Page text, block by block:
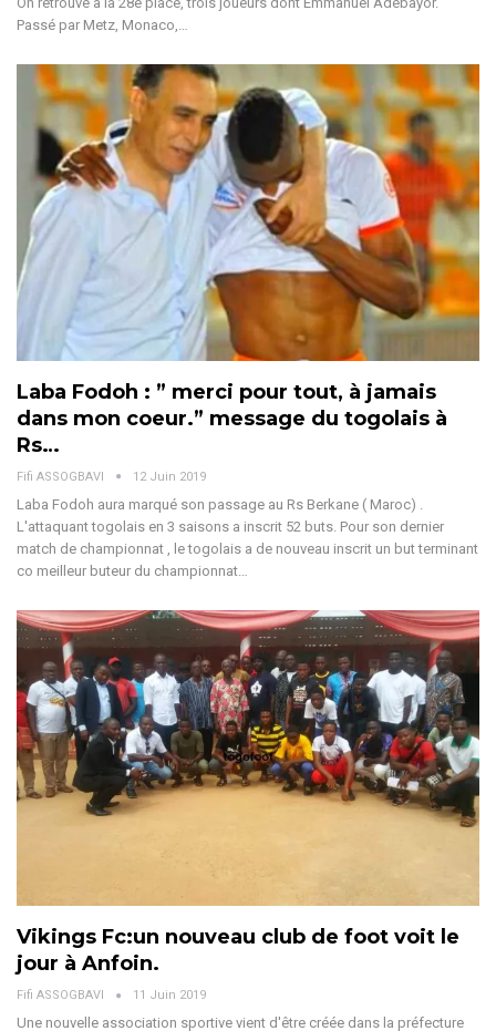
Passé par Metz, Monaco,…
Laba Fodoh : ” merci pour tout, à jamais
dans mon coeur.” message du togolais à
Rs…
Fifi ASSOGBAVI 12 Juin 2019
Laba Fodoh aura marqué son passage au Rs Berkane ( Maroc) .
L'attaquant togolais en 3 saisons a inscrit 52 buts. Pour son dernier
match de championnat , le togolais a de nouveau inscrit un but terminant
co meilleur buteur du championnat…
Vikings Fc:un nouveau club de foot voit le
jour à Anfoin.
Fifi ASSOGBAVI 11 Juin 2019
Une nouvelle association sportive vient d'être créée dans la préfecture